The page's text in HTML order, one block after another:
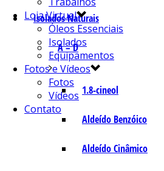
Isolados Naturais
A – D
1.8-cineol
Aldeído Benzóico
Aldeído Cinâmico
Loja Virtual
Óleos Essenciais
Isolados
Equipamentos
Fotos e Vídeos
Fotos
Vídeos
Contato